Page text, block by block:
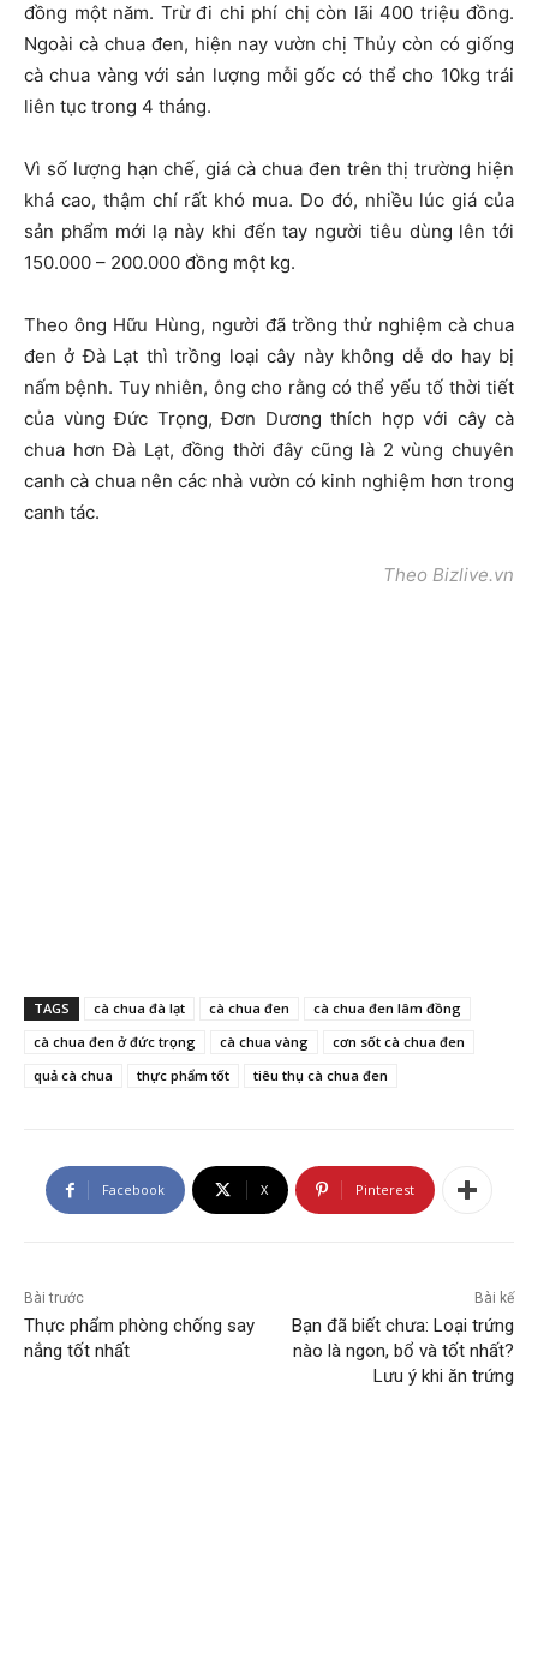
đồng một năm. Trừ đi chi phí chị còn lãi 400 triệu đồng.
Ngoài cà chua đen, hiện nay vườn chị Thủy còn có giống
cà chua vàng với sản lượng mỗi gốc có thể cho 10kg trái
liên tục trong 4 tháng.
Vì số lượng hạn chế, giá cà chua đen trên thị trường hiện
khá cao, thậm chí rất khó mua. Do đó, nhiều lúc giá của
sản phẩm mới lạ này khi đến tay người tiêu dùng lên tới
150.000 – 200.000 đồng một kg.
Theo ông Hữu Hùng, người đã trồng thử nghiệm cà chua
đen ở Đà Lạt thì trồng loại cây này không dễ do hay bị
nấm bệnh. Tuy nhiên, ông cho rằng có thể yếu tố thời tiết
của vùng Đức Trọng, Đơn Dương thích hợp với cây cà
chua hơn Đà Lạt, đồng thời đây cũng là 2 vùng chuyên
canh cà chua nên các nhà vườn có kinh nghiệm hơn trong
canh tác.
Theo Bizlive.vn
TAGS cà chua đà lạt cà chua đen
cà chua đen lâm đồng
cà chua đen ở đức trọng
cà chua vàng
cơn sốt cà chua đen
quả cà chua
thực phẩm tốt tiêu thụ cà chua đen
Facebook X Pinterest
Bài trước
Thực phẩm phòng chống say
nắng tốt nhất
Bài kế
Bạn đã biết chưa: Loại trứng
nào là ngon, bổ và tốt nhất?
Lưu ý khi ăn trứng